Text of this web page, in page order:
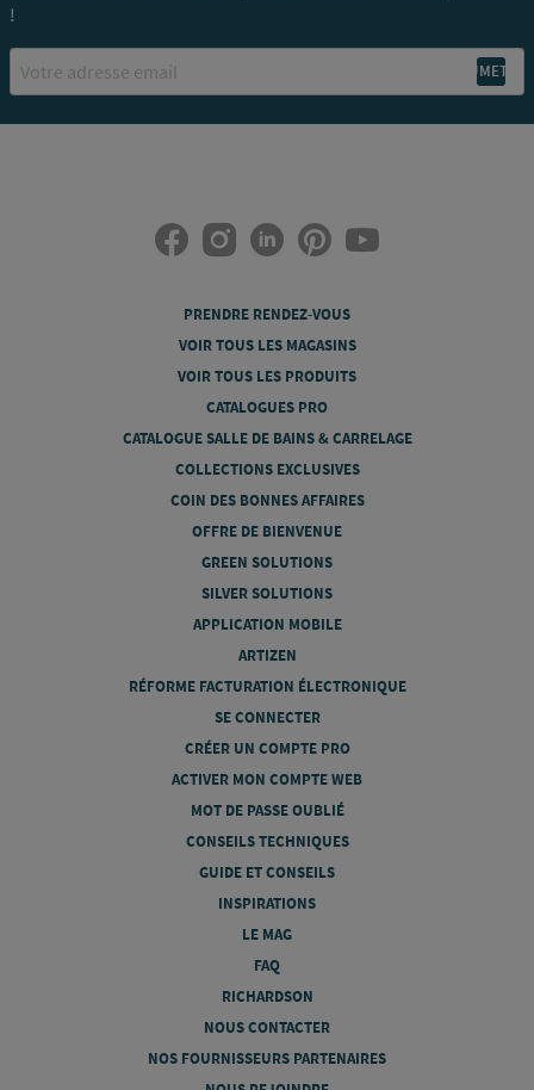
!
Email
PRENDRE RENDEZ-VOUS
VOIR TOUS LES MAGASINS
VOIR TOUS LES PRODUITS
CATALOGUES PRO
CATALOGUE SALLE DE BAINS & CARRELAGE
COLLECTIONS EXCLUSIVES
COIN DES BONNES AFFAIRES
OFFRE DE BIENVENUE
GREEN SOLUTIONS
SILVER SOLUTIONS
APPLICATION MOBILE
ARTIZEN
RÉFORME FACTURATION ÉLECTRONIQUE
SE CONNECTER
CRÉER UN COMPTE PRO
ACTIVER MON COMPTE WEB
MOT DE PASSE OUBLIÉ
CONSEILS TECHNIQUES
GUIDE ET CONSEILS
INSPIRATIONS
LE MAG
FAQ
RICHARDSON
NOUS CONTACTER
NOS FOURNISSEURS PARTENAIRES